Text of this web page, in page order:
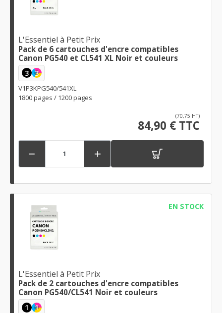
L'Essentiel à Petit Prix
Pack de 6 cartouches d'encre compatibles
Canon PG540 et CL541 XL Noir et couleurs
3 3
V1P3KPG540/541XL
1800 pages / 1200 pages
(70,75 HT)
84,90 € TTC
 
EN STOCK
L'Essentiel à Petit Prix
Pack de 2 cartouches d'encre compatibles
Canon PG540/CL541 Noir et couleurs
1 1